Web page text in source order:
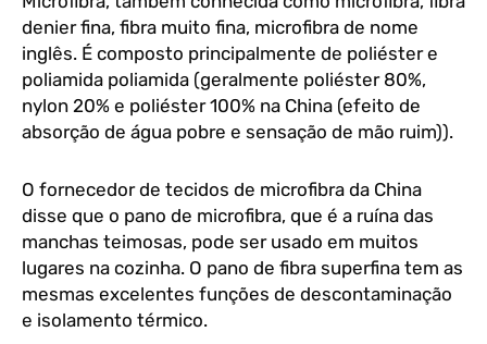
denier fina, fibra muito fina, microfibra de nome
inglês. É composto principalmente de poliéster e
poliamida poliamida (geralmente poliéster 80%,
nylon 20% e poliéster 100% na China (efeito de
absorção de água pobre e sensação de mão ruim)).
O fornecedor de tecidos de microfibra da China
disse que o pano de microfibra, que é a ruína das
manchas teimosas, pode ser usado em muitos
lugares na cozinha. O pano de fibra superfina tem as
mesmas excelentes funções de descontaminação
e isolamento térmico.